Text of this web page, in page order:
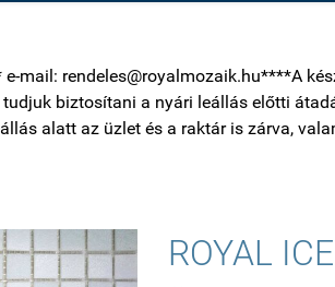
mail: rendeles@royalmozaik.hu****A
tudjuk biztosítani a nyári leállás előtti
alatt az üzlet és a raktár is zárva,
ROYAL